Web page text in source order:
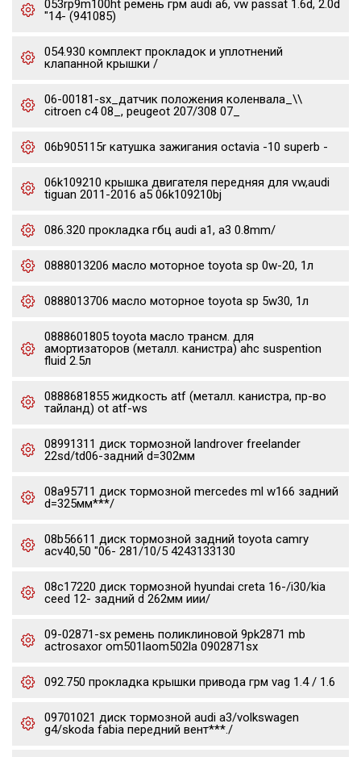
053rp9m100ht ремень грм audi a6, vw passat 1.6d, 2.0d
"14- (941085)
054.930 комплект прокладок и уплотнений
клапанной крышки /
06-00181-sx_датчик положения коленвала_\\
citroen c4 08_, peugeot 207/308 07_
06b905115r катушка зажигания octavia -10 superb -
06k109210 крышка двигателя передняя для vw,audi
tiguan 2011-2016 a5 06k109210bj
086.320 прокладка гбц audi a1, a3 0.8mm/
0888013206 масло моторное toyota sp 0w-20, 1л
0888013706 масло моторное toyota sp 5w30, 1л
0888601805 toyota масло трансм. для
амортизаторов (металл. канистра) ahc suspention
fluid 2.5л
0888681855 жидкость atf (металл. канистра, пр-во
тайланд) ot atf-ws
08991311 диск тормозной landrover freelander
22sd/td06-задний d=302мм
08a95711 диск тормозной mercedes ml w166 задний
d=325мм***/
08b56611 диск тормозной задний toyota camry
acv40,50 "06- 281/10/5 4243133130
08c17220 диск тормозной hyundai creta 16-/i30/kia
ceed 12- задний d 262мм иии/
09-02871-sx ремень поликлиновой 9pk2871 mb
actrosaxor om501laom502la 0902871sx
092.750 прокладка крышки привода грм vag 1.4 / 1.6
09701021 диск тормозной audi a3/volkswagen
g4/skoda fabia передний вент***./